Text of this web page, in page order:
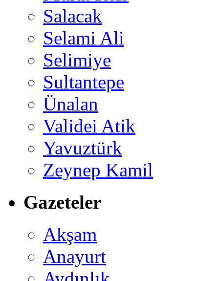
Salacak
Selami Ali
Selimiye
Sultantepe
Ünalan
Validei Atik
Yavuztürk
Zeynep Kamil
Gazeteler
Akşam
Anayurt